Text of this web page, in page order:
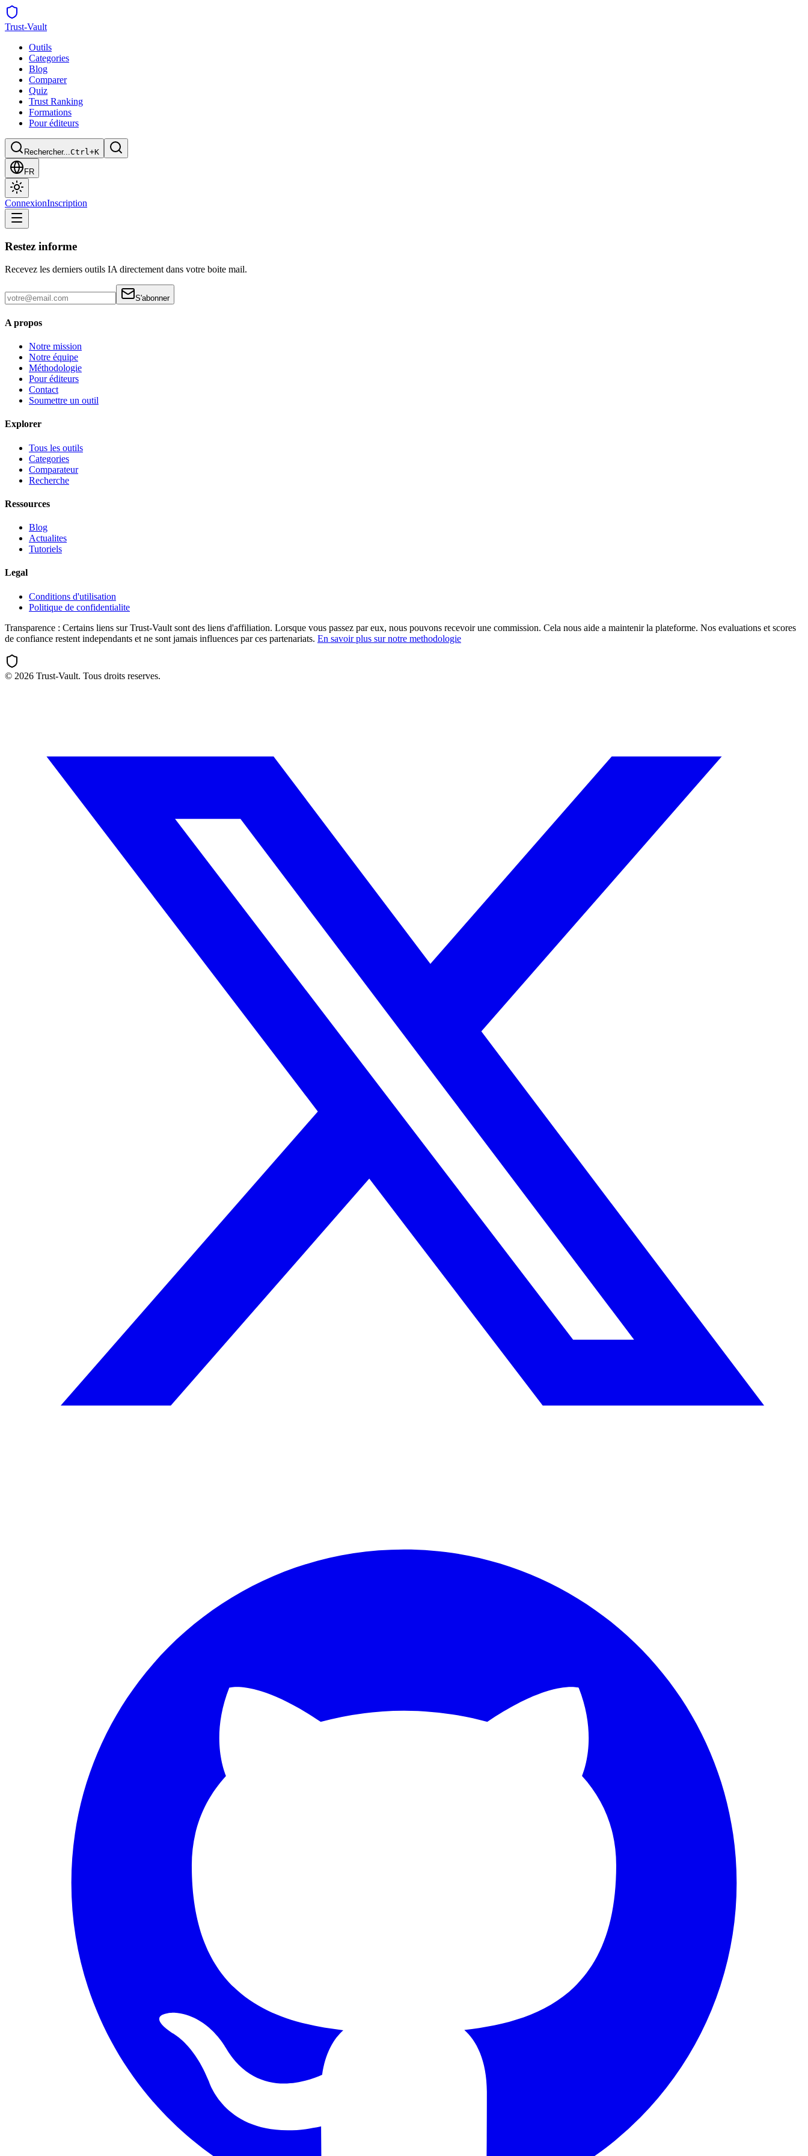
Trust-Vault
Outils
Categories
Blog
Comparer
Quiz
Trust Ranking
Formations
Pour éditeurs
Rechercher...Ctrl+K
FR
ConnexionInscription
Restez informe
Recevez les derniers outils IA directement dans votre boite mail.
S'abonner
A propos
Notre mission
Notre équipe
Méthodologie
Pour éditeurs
Contact
Soumettre un outil
Explorer
Tous les outils
Categories
Comparateur
Recherche
Ressources
Blog
Actualites
Tutoriels
Legal
Conditions d'utilisation
Politique de confidentialite
Transparence : Certains liens sur Trust-Vault sont des liens d'affiliation. Lorsque vous passez par eux, nous pouvons recevoir une commission. Cela nous aide a maintenir la plateforme. Nos evaluations et scores
de confiance restent independants et ne sont jamais influences par ces partenariats. En savoir plus sur notre methodologie
© 2026 Trust-Vault. Tous droits reserves.